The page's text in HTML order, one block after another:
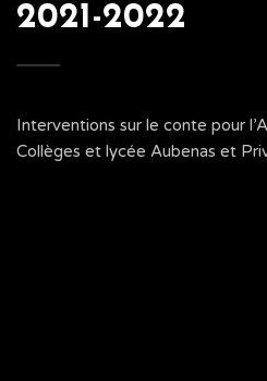
2021-2022
Interventions sur le conte pour
Collèges et lycée Aubenas et